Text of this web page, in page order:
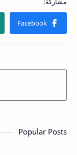
Popular Posts